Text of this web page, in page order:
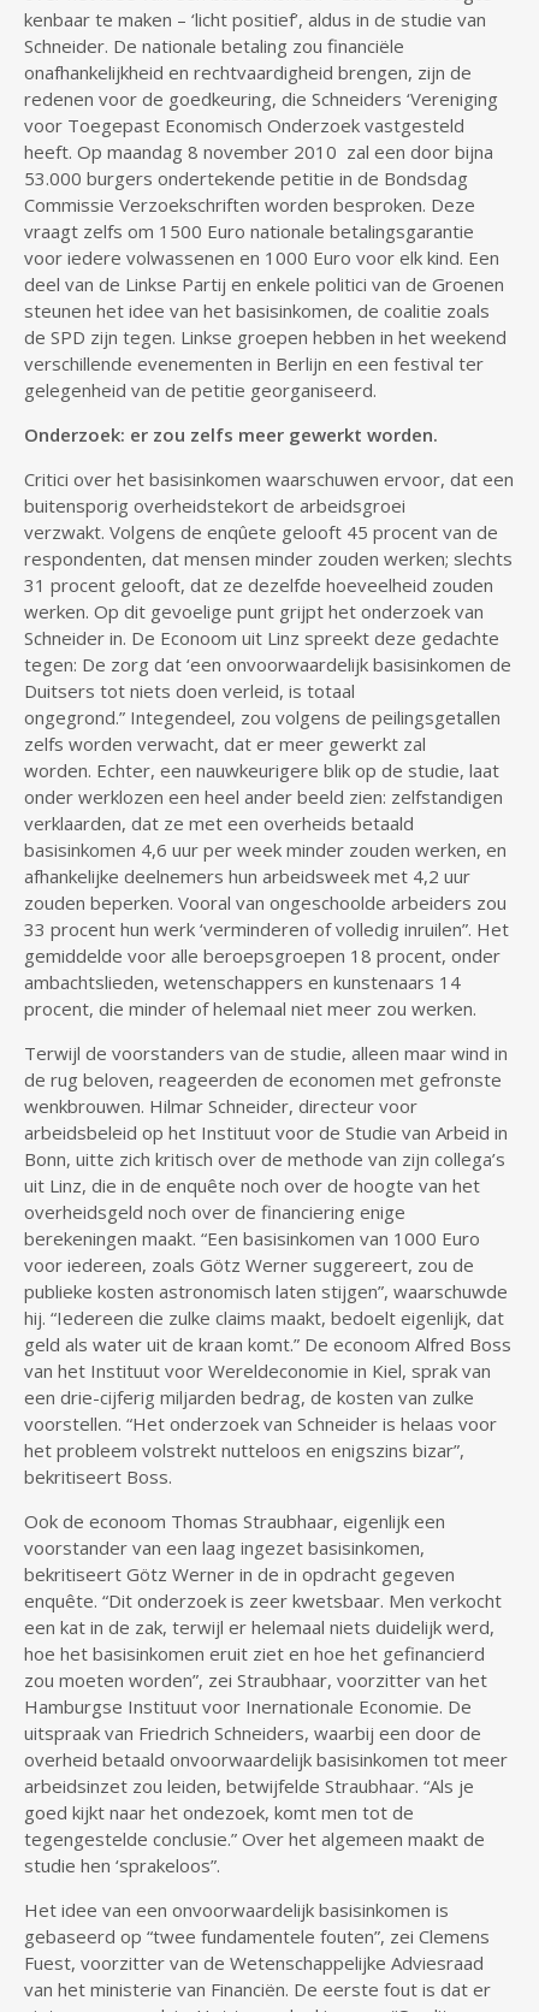
kenbaar te maken – ‘licht positief’, aldus in de studie van
Schneider. De nationale betaling zou financiële
onafhankelijkheid en rechtvaardigheid brengen, zijn de
redenen voor de goedkeuring, die Schneiders ‘Vereniging
voor Toegepast Economisch Onderzoek vastgesteld
heeft. Op maandag 8 november 2010 zal een door bijna
53.000 burgers ondertekende petitie in de Bondsdag
Commissie Verzoekschriften worden besproken. Deze
vraagt zelfs om 1500 Euro nationale betalingsgarantie
voor iedere volwassenen en 1000 Euro voor elk kind. Een
deel van de Linkse Partij en enkele politici van de Groenen
steunen het idee van het basisinkomen, de coalitie zoals
de SPD zijn tegen. Linkse groepen hebben in het weekend
verschillende evenementen in Berlijn en een festival ter
gelegenheid van de petitie georganiseerd.
Onderzoek: er zou zelfs meer gewerkt worden.
Critici over het basisinkomen waarschuwen ervoor, dat een
buitensporig overheidstekort de arbeidsgroei
verzwakt. Volgens de enqûete gelooft 45 procent van de
respondenten, dat mensen minder zouden werken; slechts
31 procent gelooft, dat ze dezelfde hoeveelheid zouden
werken. Op dit gevoelige punt grijpt het onderzoek van
Schneider in. De Econoom uit Linz spreekt deze gedachte
tegen: De zorg dat ‘een onvoorwaardelijk basisinkomen de
Duitsers tot niets doen verleid, is totaal
ongegrond.” Integendeel, zou volgens de peilingsgetallen
zelfs worden verwacht, dat er meer gewerkt zal
worden. Echter, een nauwkeurigere blik op de studie, laat
onder werklozen een heel ander beeld zien: zelfstandigen
verklaarden, dat ze met een overheids betaald
basisinkomen 4,6 uur per week minder zouden werken, en
afhankelijke deelnemers hun arbeidsweek met 4,2 uur
zouden beperken. Vooral van ongeschoolde arbeiders zou
33 procent hun werk ‘verminderen of volledig inruilen”. Het
gemiddelde voor alle beroepsgroepen 18 procent, onder
ambachtslieden, wetenschappers en kunstenaars 14
procent, die minder of helemaal niet meer zou werken.
Terwijl de voorstanders van de studie, alleen maar wind in
de rug beloven, reageerden de economen met gefronste
wenkbrouwen. Hilmar Schneider, directeur voor
arbeidsbeleid op het Instituut voor de Studie van Arbeid in
Bonn, uitte zich kritisch over de methode van zijn collega’s
uit Linz, die in de enquête noch over de hoogte van het
overheidsgeld noch over de financiering enige
berekeningen maakt. “Een basisinkomen van 1000 Euro
voor iedereen, zoals Götz Werner suggereert, zou de
publieke kosten astronomisch laten stijgen”, waarschuwde
hij. “Iedereen die zulke claims maakt, bedoelt eigenlijk, dat
geld als water uit de kraan komt.” De econoom Alfred Boss
van het Instituut voor Wereldeconomie in Kiel, sprak van
een drie-cijferig miljarden bedrag, de kosten van zulke
voorstellen. “Het onderzoek van Schneider is helaas voor
het probleem volstrekt nutteloos en enigszins bizar”,
bekritiseert Boss.
Ook de econoom Thomas Straubhaar, eigenlijk een
voorstander van een laag ingezet basisinkomen,
bekritiseert Götz Werner in de in opdracht gegeven
enquête. “Dit onderzoek is zeer kwetsbaar. Men verkocht
een kat in de zak, terwijl er helemaal niets duidelijk werd,
hoe het basisinkomen eruit ziet en hoe het gefinancierd
zou moeten worden”, zei Straubhaar, voorzitter van het
Hamburgse Instituut voor Inernationale Economie. De
uitspraak van Friedrich Schneiders, waarbij een door de
overheid betaald onvoorwaardelijk basisinkomen tot meer
arbeidsinzet zou leiden, betwijfelde Straubhaar. “Als je
goed kijkt naar het ondezoek, komt men tot de
tegengestelde conclusie.” Over het algemeen maakt de
studie hen ‘sprakeloos”.
Het idee van een onvoorwaardelijk basisinkomen is
gebaseerd op “twee fundamentele fouten”, zei Clemens
Fuest, voorzitter van de Wetenschappelijke Adviesraad
van het ministerie van Financiën. De eerste fout is dat er